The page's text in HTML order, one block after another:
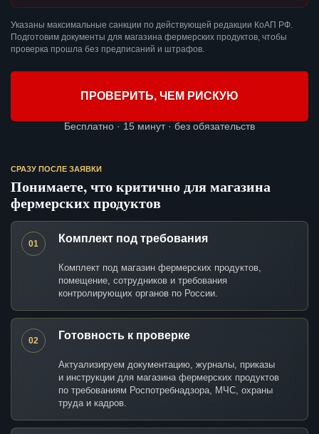
Указаны максимальные санкции по действующей редакции КоАП РФ.
Подготовим документы для магазина фермерских продуктов, чтобы
проверка прошла без предписаний и штрафов.
ПРОВЕРИТЬ, ЧЕМ РИСКУЮ
Бесплатно · 15 минут · без обязательств
СРАЗУ ПОСЛЕ ЗАЯВКИ
Понимаете, что критично для магазина
фермерских продуктов
01 Комплект под требования
Комплект под магазин фермерских продуктов,
помещение, сотрудников и требования
контролирующих органов по России.
02 Готовность к проверке
Актуализируем документацию, журналы, приказы
и инструкции для магазина фермерских продуктов
по требованиям Роспотребнадзора, МЧС, охраны
труда и кадров.